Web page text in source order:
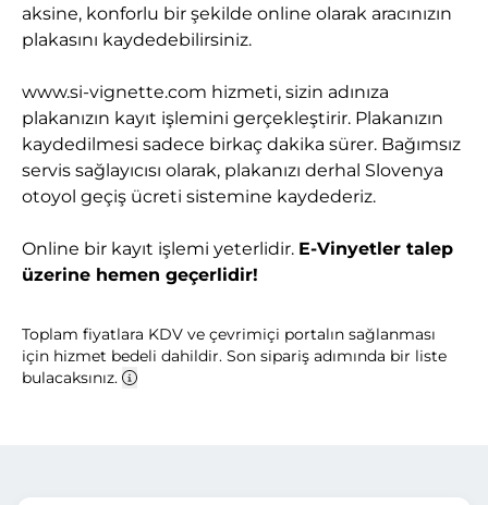
aksine, konforlu bir şekilde online olarak aracınızın
plakasını kaydedebilirsiniz.
www.si-vignette.com hizmeti, sizin adınıza
plakanızın kayıt işlemini gerçekleştirir. Plakanızın
kaydedilmesi sadece birkaç dakika sürer. Bağımsız
servis sağlayıcısı olarak, plakanızı derhal Slovenya
otoyol geçiş ücreti sistemine kaydederiz.
Online bir kayıt işlemi yeterlidir. E-Vinyetler talep
üzerine hemen geçerlidir!
Toplam fiyatlara KDV ve çevrimiçi portalın sağlanması
için hizmet bedeli dahildir. Son sipariş adımında bir liste
bulacaksınız.